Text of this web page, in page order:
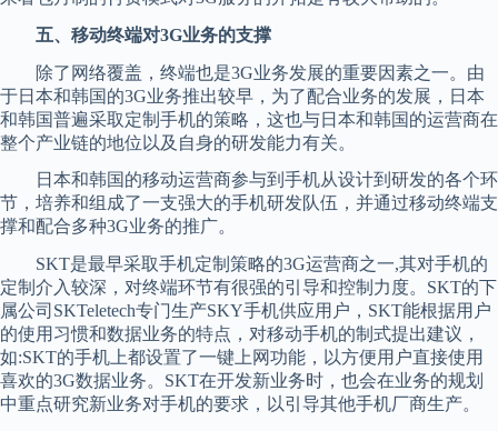
五、移动终端对3G业务的支撑
除了网络覆盖，终端也是3G业务发展的重要因素之一。由
于日本和韩国的3G业务推出较早，为了配合业务的发展，日本
和韩国普遍采取定制手机的策略，这也与日本和韩国的运营商在
整个产业链的地位以及自身的研发能力有关。
日本和韩国的移动运营商参与到手机从设计到研发的各个环
节，培养和组成了一支强大的手机研发队伍，并通过移动终端支
撑和配合多种3G业务的推广。
SKT是最早采取手机定制策略的3G运营商之一,其对手机的
定制介入较深，对终端环节有很强的引导和控制力度。SKT的下
属公司SKTeletech专门生产SKY手机供应用户，SKT能根据用户
的使用习惯和数据业务的特点，对移动手机的制式提出建议，
如:SKT的手机上都设置了一键上网功能，以方便用户直接使用
喜欢的3G数据业务。SKT在开发新业务时，也会在业务的规划
中重点研究新业务对手机的要求，以引导其他手机厂商生产。